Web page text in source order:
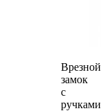
Врезной
замок
с
ручками